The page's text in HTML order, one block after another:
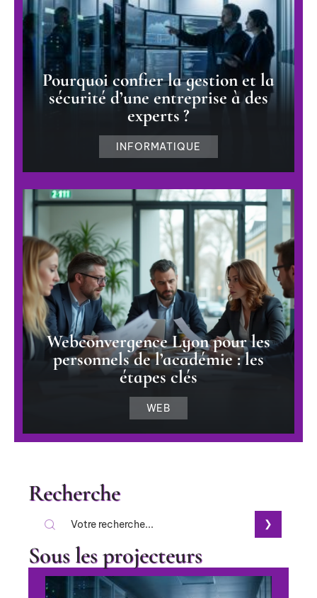
Pourquoi confier la gestion et la
sécurité d’une entreprise à des
experts ?
INFORMATIQUE
Webconvergence Lyon pour les
personnels de l’académie : les
étapes clés
WEB
Recherche
Sous les projecteurs